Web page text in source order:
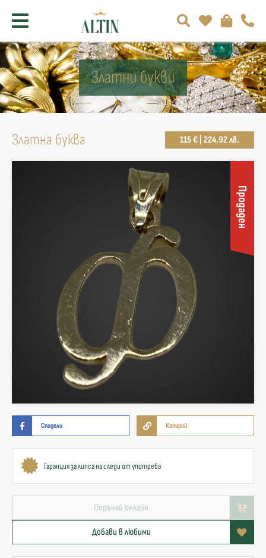
Златни букви
Златна буква 115 € | 224.92 лв.
Продаден
Сподели Копирай
Гаранция за липса на следи от употреба
Поръчай онлайн
Добави в любими